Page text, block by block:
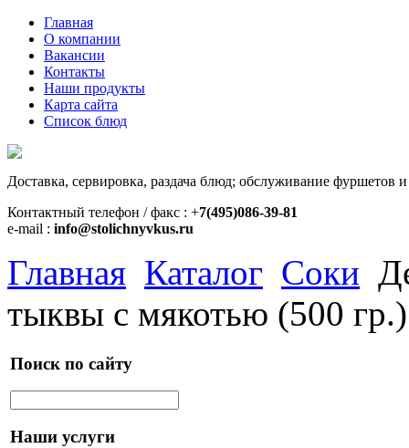
Главная
О компании
Вакансии
Контакты
Наши продукты
Карта сайта
Список блюд
Доставка, сервировка, раздача блюд; обслуживание фуршетов
Контактный телефон / факс : +7(495)086-39-81
e-mail : info@stolichnyvkus.ru
Главная Каталог Соки
тыквы с мякотью (500 гр.)
Поиск по сайту
Наши услуги